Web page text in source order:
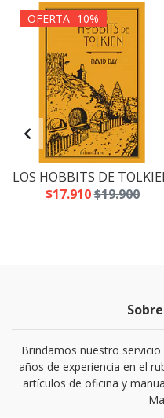
OFERTA -10%
LOS HOBBITS DE
$17.910$19.900
Brindamos nuestro
años de experiencia en el
artículos de oficina y